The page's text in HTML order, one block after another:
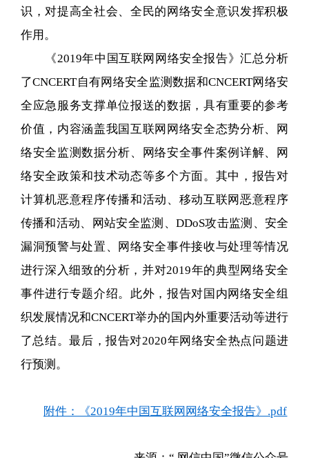
识，对提高全社会、全民的网络安全意识发挥积极
作用。
《2019年中国互联网网络安全报告》汇总分析
了CNCERT自有网络安全监测数据和CNCERT网络安
全应急服务支撑单位报送的数据，具有重要的参考
价值，内容涵盖我国互联网网络安全态势分析、网
络安全监测数据分析、网络安全事件案例详解、网
络安全政策和技术动态等多个方面。其中，报告对
计算机恶意程序传播和活动、移动互联网恶意程序
传播和活动、网站安全监测、DDoS攻击监测、安全
漏洞预警与处置、网络安全事件接收与处理等情况
进行深入细致的分析，并对2019年的典型网络安全
事件进行专题介绍。此外，报告对国内网络安全组
织发展情况和CNCERT举办的国内外重要活动等进行
了总结。最后，报告对2020年网络安全热点问题进
行预测。
附件：《2019年中国互联网网络安全报告》.pdf